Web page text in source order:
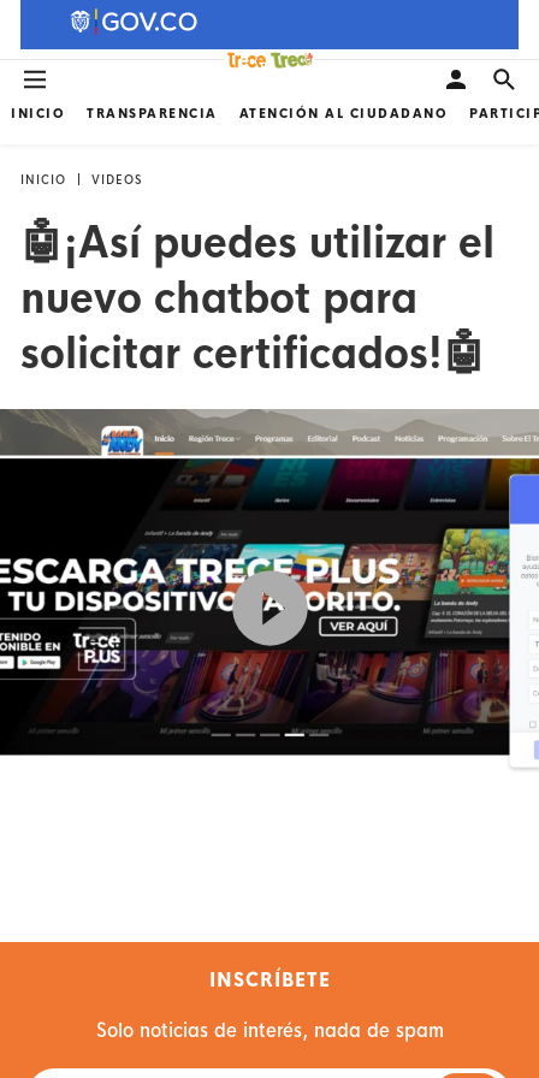
INICIO TRANSPARENCIA ATENCIÓN AL CIUDADANO
INICIO VIDEOS
🤖¡Así puedes utilizar el
nuevo chatbot para
solicitar certificados!🤖
INSCRÍBETE
Solo noticias de interés, nada de spam